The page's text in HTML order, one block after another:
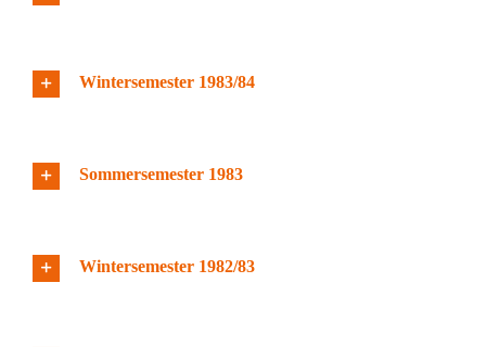
Wintersemester 1983/84
Sommersemester 1983
Wintersemester 1982/83